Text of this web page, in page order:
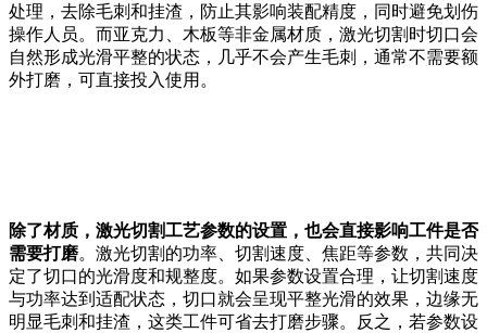
处理，去除毛刺和挂渣，防止其影响装配精度，同时避免划伤
操作人员。而亚克力、木板等非金属材质，激光切割时切口会
自然形成光滑平整的状态，几乎不会产生毛刺，通常不需要额
外打磨，可直接投入使用。
除了材质，激光切割工艺参数的设置，也会直接影响工件是否
需要打磨。激光切割的功率、切割速度、焦距等参数，共同决
定了切口的光滑度和规整度。如果参数设置合理，让切割速度
与功率达到适配状态，切口就会呈现平整光滑的效果，边缘无
明显毛刺和挂渣，这类工件可省去打磨步骤。反之，若参数设